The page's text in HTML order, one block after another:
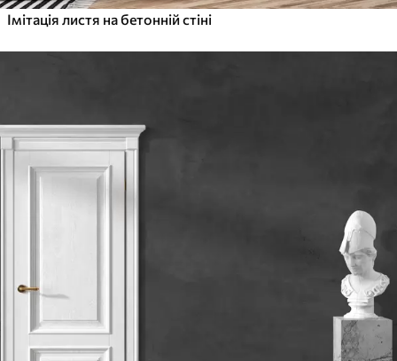
Імітація листя на бетонній стіні